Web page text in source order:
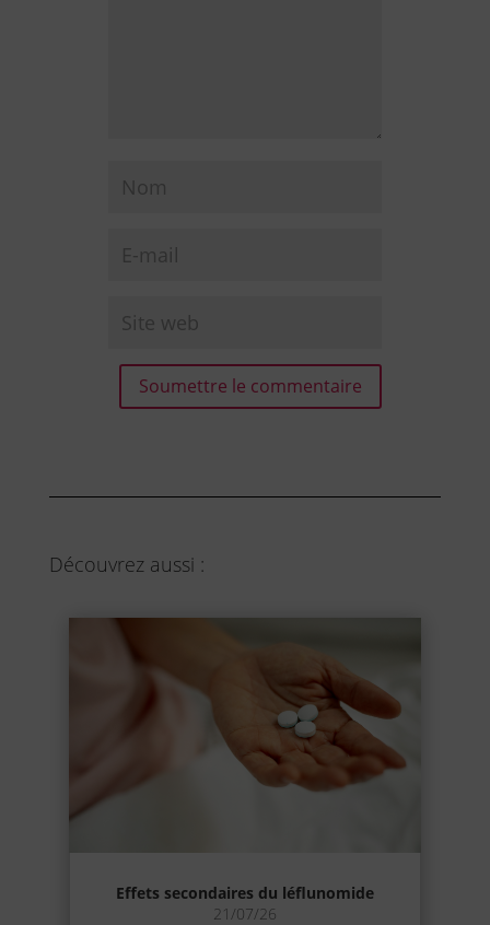
Soumettre le commentaire
Découvrez aussi :
Effets secondaires du léflunomide
21/07/26